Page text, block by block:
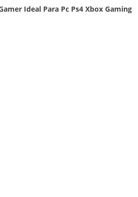
Ideal Para Pc Ps4 Xbox Gaming